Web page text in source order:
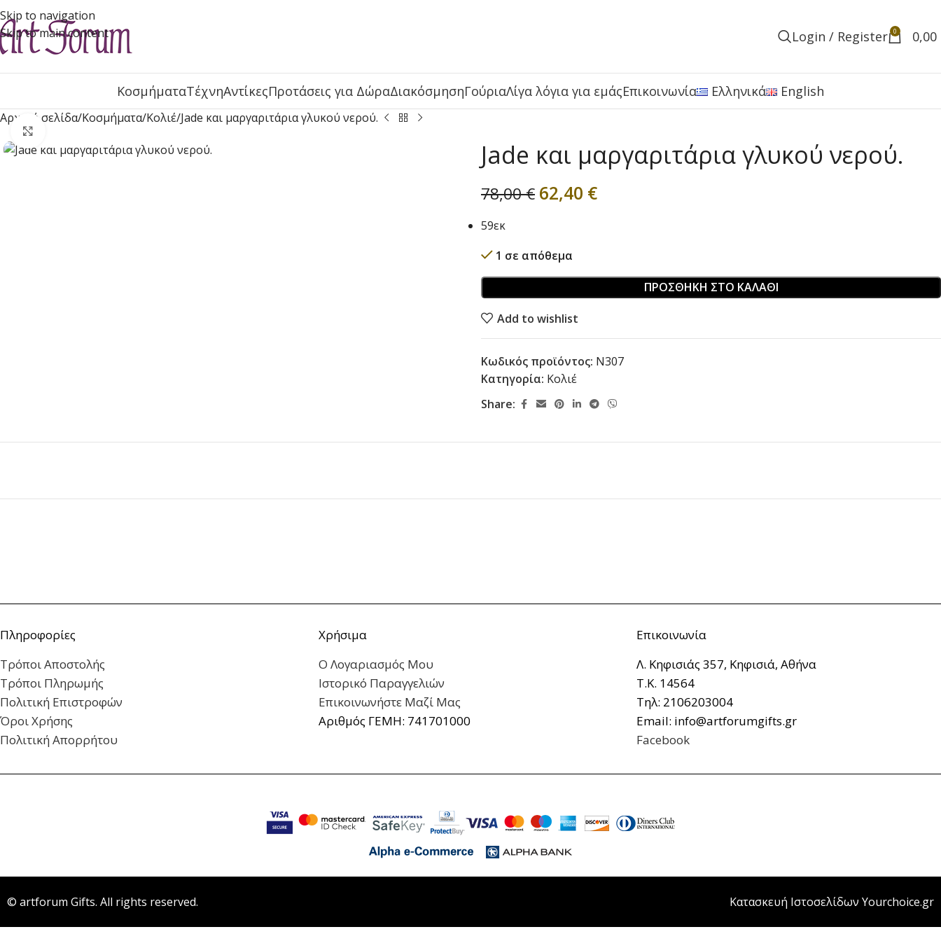
Skip to navigation
Skip to main content
Login / Register 0 0,00
ΚοσμήματαΤέχνηΑντίκεςΠροτάσεις για ΔώραΔιακόσμησηΓούριαΛίγα λόγια για εμάςΕπικοινωνία Ελληνικά English
Αρχική σελίδα Κοσμήματα Κολιέ Jade και μαργαριτάρια γλυκού νερού.
Jade και μαργαριτάρια γλυκού νερού.
78,00€ 62,40 €
59εκ
1 σε απόθεμα
ΠΡΟΣΘΉΚΗ ΣΤΟ ΚΑΛΆΘΙ
Add to wishlist
Κωδικός προϊόντος: N307
Κατηγορία: Κολιέ
Share:
Πληροφορίες
Τρόποι Αποστολής
Τρόποι Πληρωμής
Πολιτική Επιστροφών
Όροι Χρήσης
Πολιτική Απορρήτου
Χρήσιμα
Ο Λογαριασμός Μου
Ιστορικό Παραγγελιών
Επικοινωνήστε Μαζί Μας
Αριθμός ΓΕΜΗ: 741701000
Επικοινωνία
Λ. Κηφισιάς 357, Κηφισιά, Αθήνα
Τ.Κ. 14564
Τηλ: 2106203004
Email: info@artforumgifts.gr
Facebook
© artforum Gifts. All rights reserved. Κατασκευή Ιστοσελίδων Yourchoice.gr